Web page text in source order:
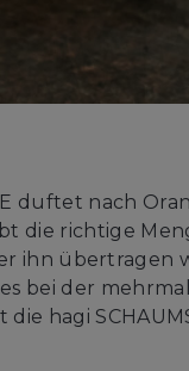
duftet nach
die richtige
ihn übertragen
bei der
die hagi